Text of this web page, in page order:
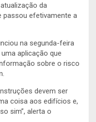
da
passou efetivamente a
na segunda-feira
aplicação que
sobre o risco
devem ser
coisa aos edifícios e,
sim”, alerta o